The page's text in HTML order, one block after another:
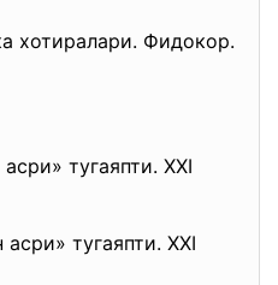
хотиралари. Фидокор.
тугаяпти. ХХI
асри» тугаяпти. ХХI